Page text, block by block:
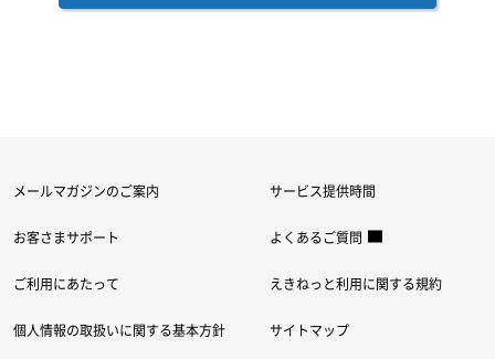
メールマガジンのご案内 サービス提供時間
お客さまサポート よくあるご質問 （別ウィンドウで開きます）
ご利用にあたって えきねっと利用に関する規約
個人情報の取扱いに関する基本方針 サイトマップ